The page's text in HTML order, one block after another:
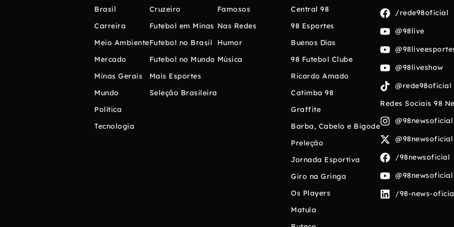
Brasil
Carreira
Meio Ambiente
Mercado
Minas Gerais
Mundo
Política
Tecnologia
Cruzeiro
Futebol em Minas
Futebol no Brasil
Futebol no Mundo
Mais Esportes
Seleção Brasileira
Famosos
Nas Redes
Humor
Música
Central 98
98 Esportes
Buenos Días
98 Futebol Clube
Ricardo Amado
Catimba 98
Graffite
Barba, Cabelo e Bigode
Preleção
Jornada Esportiva
Giro na Gringa
Os Players
Matula
/rede98oficial
@98live
@98liveshow
@rede98oficial
Redes Sociais 98
@98newsoficial
@98newsoficial
/98newsoficial
@98newsoficial
/98-news-